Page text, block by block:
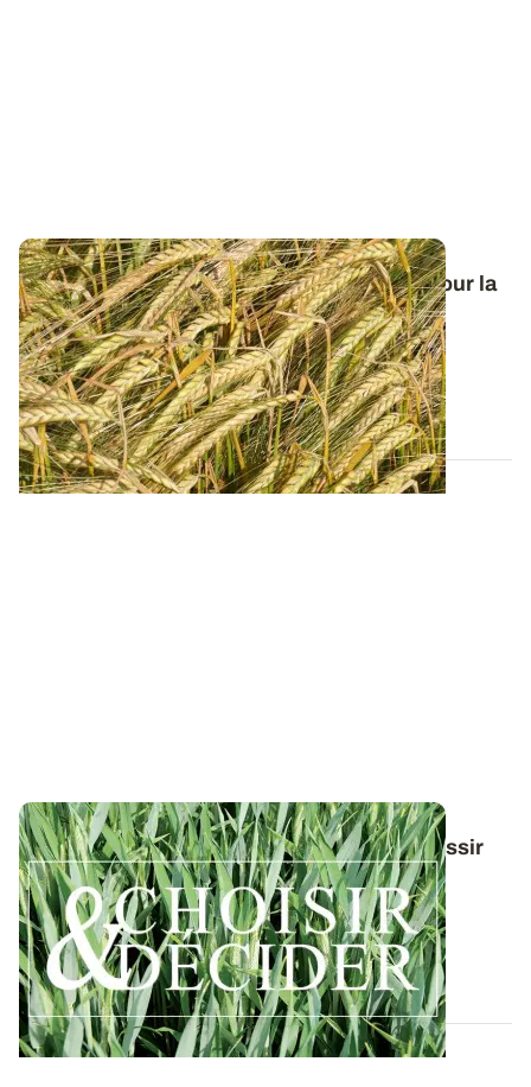
Orge de printemps : nos préconisations pour la
campagne 2026
Retrouvez tous les résultats d’essais de la dernière
campagne et nos préconisations pour...
13 FÉVR. 2026
Conduite du triticale : des guides pour réussir
ses interventions au printemps 2026
Retrouvez toutes les préconisations en matière de
protection du triticale contre les...
12 DÉC. 2025